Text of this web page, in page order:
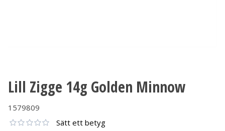
Lill Zigge 14g Golden Minnow
1579809
Sätt ett betyg